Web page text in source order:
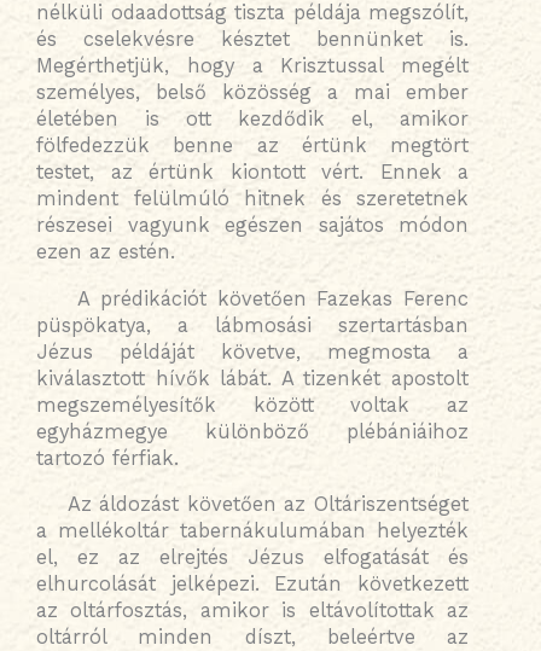
nélküli odaadottság tiszta példája megszólít,
és cselekvésre késztet bennünket is.
Megérthetjük, hogy a Krisztussal megélt
személyes, belső közösség a mai ember
életében is ott kezdődik el, amikor
fölfedezzük benne az értünk megtört
testet, az értünk kiontott vért. Ennek a
mindent felülmúló hitnek és szeretetnek
részesei vagyunk egészen sajátos módon
ezen az estén.
A prédikációt követően Fazekas Ferenc
püspökatya, a lábmosási szertartásban
Jézus példáját követve, megmosta a
kiválasztott hívők lábát. A tizenkét apostolt
megszemélyesítők között voltak az
egyházmegye különböző plébániáihoz
tartozó férfiak.
Az áldozást követően az Oltáriszentséget
a mellékoltár tabernákulumában helyezték
el, ez az elrejtés Jézus elfogatását és
elhurcolását jelképezi. Ezután következett
az oltárfosztás, amikor is eltávolítottak az
oltárról minden díszt, beleértve az